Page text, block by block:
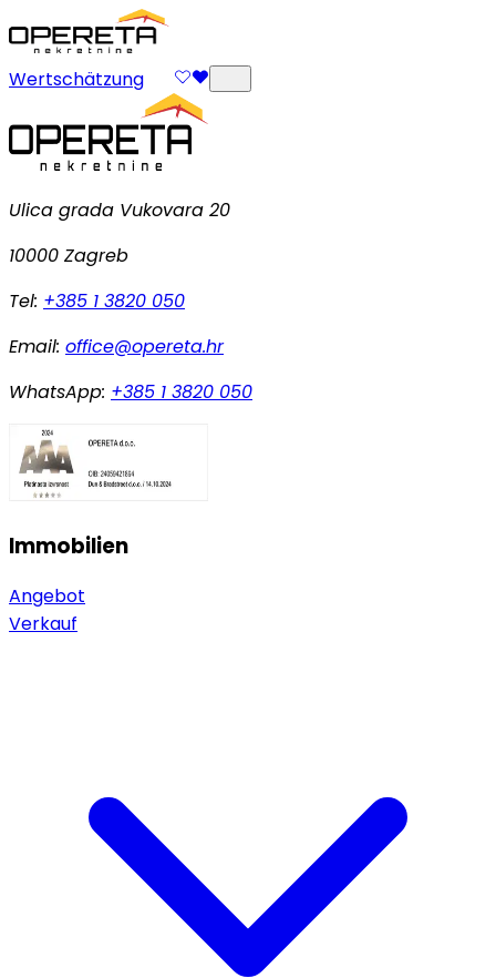
Wertschätzung
Ulica grada Vukovara 20
10000 Zagreb
Tel: +385 1 3820 050
Email: office@opereta.hr
WhatsApp: +385 1 3820 050
Immobilien
Angebot
Verkauf